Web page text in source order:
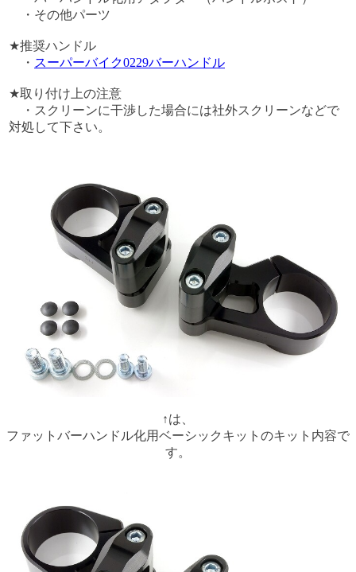
・その他パーツ
★推奨ハンドル
・ スーパーバイク0229バーハンドル
★取り付け上の注意
・スクリーンに干渉した場合には社外スクリーンなどで
対処して下さい。
↑は、
ファットバーハンドル化用ベーシックキットのキット内容で
す。